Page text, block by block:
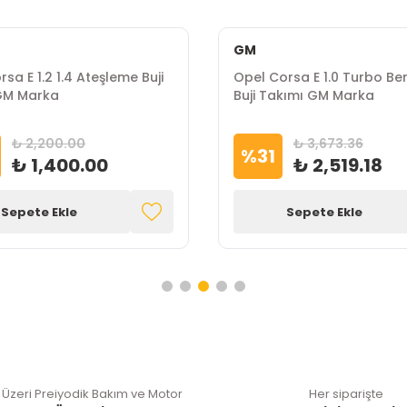
E 1.2 1.4 Ateşleme Buji
Marka
₺ 2,200.00
₺ 1,400.00
Sepete Ekle
GM
Opel Corsa E 1.0 Turbo
Buji Takımı GM Marka
%31 ₺ 3,673.36
₺ 2,519.18
Sepete Ekle
Üzeri Preiyodik Bakım ve Motor Her siparişte